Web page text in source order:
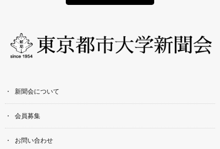
新聞会について
会員募集
お問い合わせ